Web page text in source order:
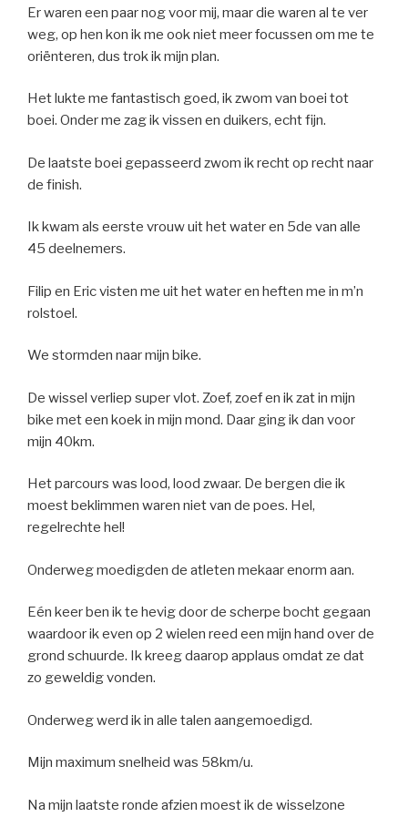
Er waren een paar nog voor mij, maar die waren al te ver
weg, op hen kon ik me ook niet meer focussen om me te
oriënteren, dus trok ik mijn plan.
Het lukte me fantastisch goed, ik zwom van boei tot
boei. Onder me zag ik vissen en duikers, echt fijn.
De laatste boei gepasseerd zwom ik recht op recht naar
de finish.
Ik kwam als eerste vrouw uit het water en 5de van alle
45 deelnemers.
Filip en Eric visten me uit het water en heften me in m’n
rolstoel.
We stormden naar mijn bike.
De wissel verliep super vlot. Zoef, zoef en ik zat in mijn
bike met een koek in mijn mond. Daar ging ik dan voor
mijn 40km.
Het parcours was lood, lood zwaar. De bergen die ik
moest beklimmen waren niet van de poes. Hel,
regelrechte hel!
Onderweg moedigden de atleten mekaar enorm aan.
Eén keer ben ik te hevig door de scherpe bocht gegaan
waardoor ik even op 2 wielen reed een mijn hand over de
grond schuurde. Ik kreeg daarop applaus omdat ze dat
zo geweldig vonden.
Onderweg werd ik in alle talen aangemoedigd.
Mijn maximum snelheid was 58km/u.
Na mijn laatste ronde afzien moest ik de wisselzone